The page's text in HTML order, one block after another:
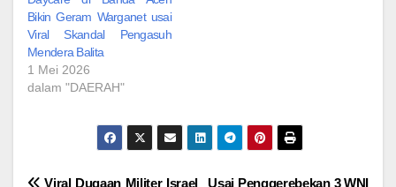
Bikin Geram Warganet usai
Viral Skandal Pengasuh
Mendera Balita‎
1 Mei 2026
dalam "DAERAH"
Usai Penggerebekan 3 WNI
Viral Dugaan Militer Israel